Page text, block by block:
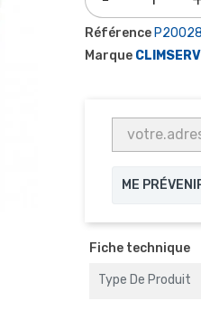
Référence
Marque
ME
Fiche technique
Type De Produit